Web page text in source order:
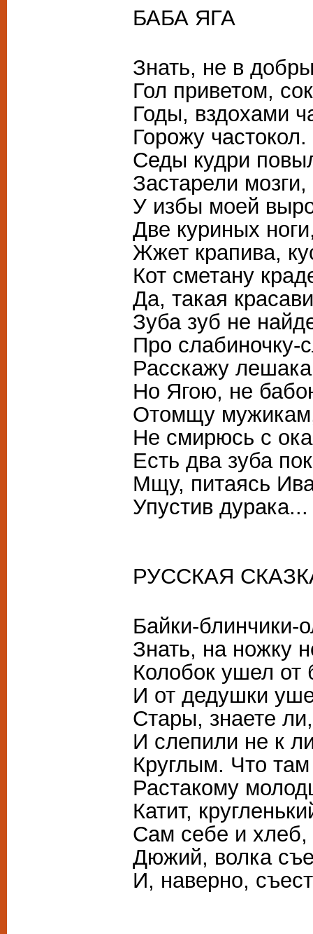
БАБА ЯГА
Знать, не в
Гол приветом,
Годы, вздохами
Горожу частокол.
Седы кудри
Застарели мозги,
У избы моей
Две куриных
Жжет крапива,
Кот сметану
Да, такая
Зуба зуб не
Про слабиночку-
Расскажу
Но Ягою, не
Отомщу
Не смирюсь с
Есть два зуба
Мщу, питаясь
Упустив дурака...
РУССКАЯ
Байки-блинчики-
Знать, на ножку
Колобок ушел от
И от дедушки
Стары, знаете
И слепили не к
Круглым. Что
Растакому
Катит,
Сам себе и хлеб,
Дюжий, волка
И, наверно,